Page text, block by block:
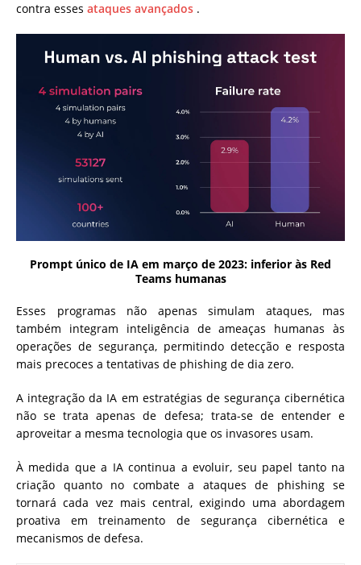
contra esses ataques avançados .
Prompt único de IA em março de 2023: inferior às Red
Teams humanas
Esses programas não apenas simulam ataques, mas
também integram inteligência de ameaças humanas às
operações de segurança, permitindo detecção e resposta
mais precoces a tentativas de phishing de dia zero.
A integração da IA ​​em estratégias de segurança cibernética
não se trata apenas de defesa; trata-se de entender e
aproveitar a mesma tecnologia que os invasores usam.
À medida que a IA continua a evoluir, seu papel tanto na
criação quanto no combate a ataques de phishing se
tornará cada vez mais central, exigindo uma abordagem
proativa em treinamento de segurança cibernética e
mecanismos de defesa.